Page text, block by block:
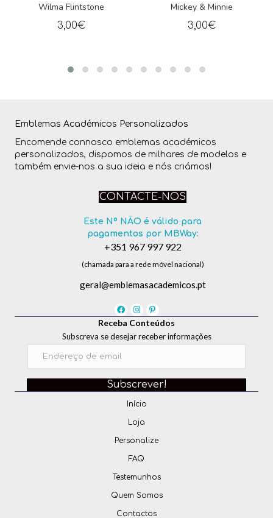
Wilma Flintstone
3,00€
Mickey & Minnie
3,00€
Emblemas Académicos Personalizados
Encomende connosco emblemas académicos
personalizados, dispomos de milhares de modelos e
também envie-nos a sua ideia e nós criámos!
CONTACTE-NOS
Este Nº NÃO é válido para
pagamentos por MBWay:
+351 967 997 922
(chamada para a rede móvel nacional)
geral@emblemasacademicos.pt
Receba Conteúdos
Subscreva se desejar receber informações
Subscrever!
Início
Loja
Personalize
FAQ
Testemunhos
Quem Somos
Contactos